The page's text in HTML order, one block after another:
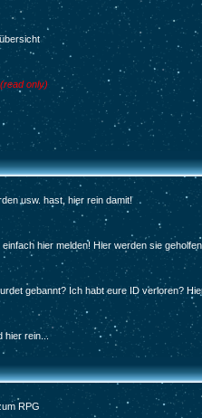
(read only)
usw. hast, hier rein damit!
hier melden! Hier werden sie
gebannt? Ich habt eure ID verloren?
hier rein...
RPG